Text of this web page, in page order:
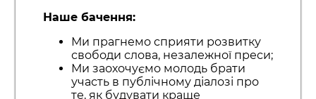
Наше бачення:
Ми прагнемо сприяти розвитку
свободи слова, незалежної преси;
Ми заохочуємо молодь брати
участь в публічному діалозі про
те, як будувати краще